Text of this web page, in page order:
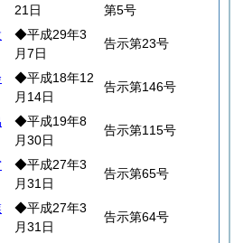
21日
第5号
◆平成29年3
月7日
告示第23号
◆平成18年12
月14日
告示第146号
◆平成19年8
月30日
告示第115号
◆平成27年3
月31日
告示第65号
◆平成27年3
月31日
告示第64号